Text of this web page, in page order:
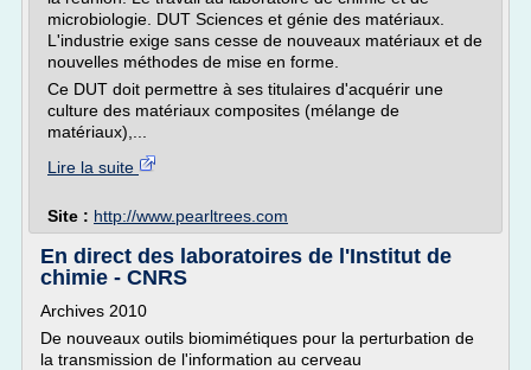
microbiologie. DUT Sciences et génie des matériaux.
L'industrie exige sans cesse de nouveaux matériaux et de
nouvelles méthodes de mise en forme.
Ce DUT doit permettre à ses titulaires d'acquérir une
culture des matériaux composites (mélange de
matériaux),...
Lire la suite
Site : http://www.pearltrees.com
En direct des laboratoires de l'Institut de
chimie - CNRS
Archives 2010
De nouveaux outils biomimétiques pour la perturbation de
la transmission de l'information au cerveau